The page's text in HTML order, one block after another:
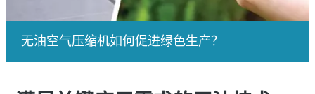
无油空气压缩机如何促进绿色生产？